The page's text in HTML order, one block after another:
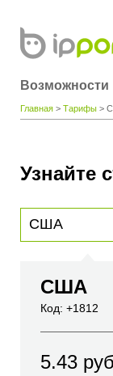
Возможности
Главная > Тарифы >
Узнайте
США
Код: +1812
5.43